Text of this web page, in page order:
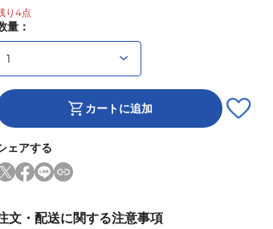
り 4点
量：
カートに追加
ェアする
文・配送に関する注意事項